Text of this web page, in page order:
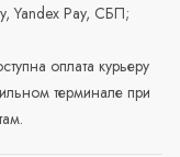
Yandex Pay, СБП;
оплата курьеру
терминале при